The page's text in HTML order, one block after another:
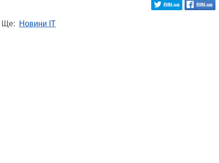
Ще: Новини IT